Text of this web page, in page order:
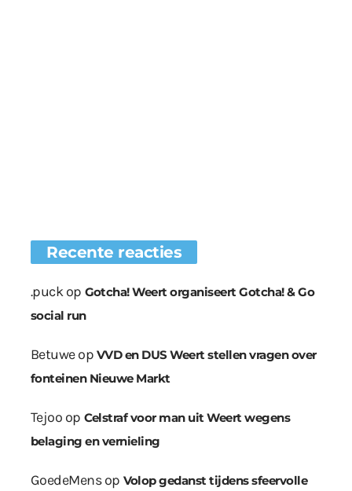
Recente reacties
.puckop Gotcha! Weert organiseert Gotcha! & Go
social run
Betuweop VVD en DUS Weert stellen vragen over
fonteinen Nieuwe Markt
Tejoo op Celstraf voor man uit Weert wegens
belaging en vernieling
GoedeMensop Volop gedanst tijdens sfeervolle